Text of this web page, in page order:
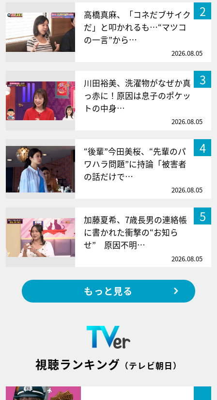
2
高橋真麻、「コネだブサイク
だ」と叩かれるも…“マツコ
の一言”から…
2026.08.05
3
川田裕美、洗濯物がなぜか真
っ赤に！原因は息子のポケッ
トの中身…
2026.08.05
4
“後輩”今田美桜、“先輩のパ
ワハラ問題”に持論「被害者
の話だけで…
2026.08.05
5
加藤夏希、7歳長男の連絡帳
に書かれた衝撃の“お知ら
せ” 原因不明…
2026.08.05
もっと見る
視聴ランキング （テレビ朝日）